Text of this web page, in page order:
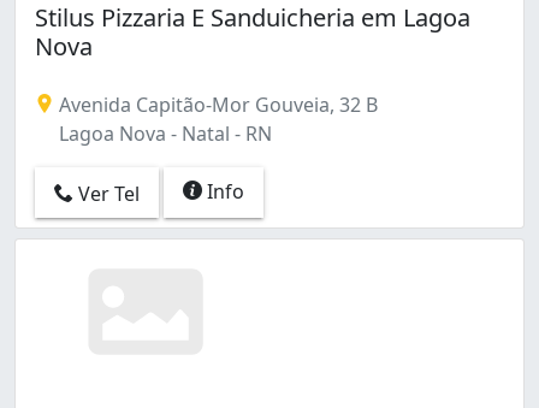
Stilus Pizzaria E Sanduicheria em Lagoa
Nova
Avenida Capitão-Mor Gouveia, 32 B
Lagoa Nova - Natal - RN
Ver Tel Info